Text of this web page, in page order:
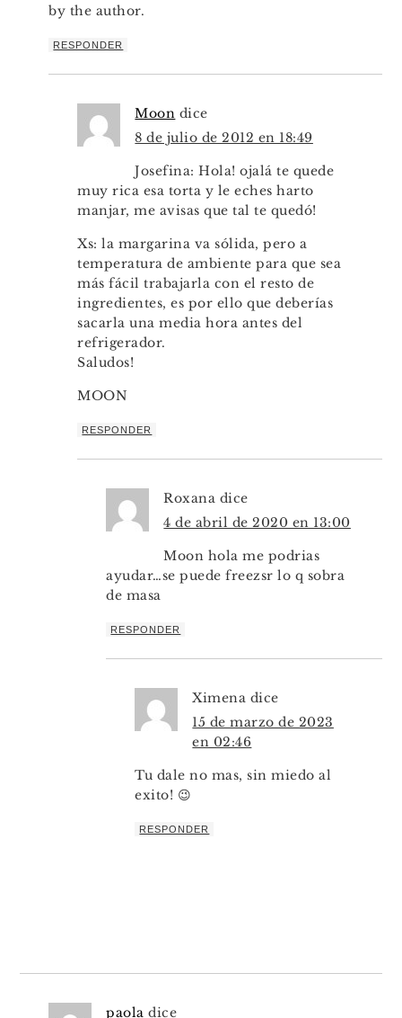
by the author.
RESPONDER
Moon dice
8 de julio de 2012 en 18:49
Josefina: Hola! ojalá te quede
muy rica esa torta y le eches harto
manjar, me avisas que tal te quedó!
Xs: la margarina va sólida, pero a
temperatura de ambiente para que sea
más fácil trabajarla con el resto de
ingredientes, es por ello que deberías
sacarla una media hora antes del
refrigerador.
Saludos!
MOON
RESPONDER
Roxana dice
4 de abril de 2020 en 13:00
Moon hola me podrias
ayudar…se puede freezsr lo q sobra
de masa
RESPONDER
Ximena dice
15 de marzo de 2023
en 02:46
Tu dale no mas, sin miedo al
exito! 😉
RESPONDER
paola dice